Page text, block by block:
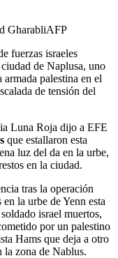
GharabliAFP
fuerzas israeles
de Naplusa, uno
palestina en el
de tensión del
Luna Roja dijo a EFE
que estallaron esta
luz del da en la urbe,
en la ciudad.
tras la operación
la urbe de Yenn esta
israel muertos,
por un palestino
Hams que deja a otro
la zona de Nablus.